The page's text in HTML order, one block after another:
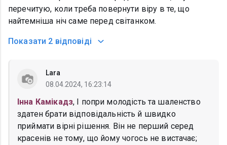
перечитую, коли треба повернути віру в те, що
найтемніша ніч саме перед світанком.
Показати 2 відповіді
Lara
08.04.2024, 16:23:14
Інна Камікадз, І попри молодість та шаленство
здатен брати відповідальність й швидко
приймати вірні рішення. Він не перший серед
красенів не тому, що йому чогось не вистачає;